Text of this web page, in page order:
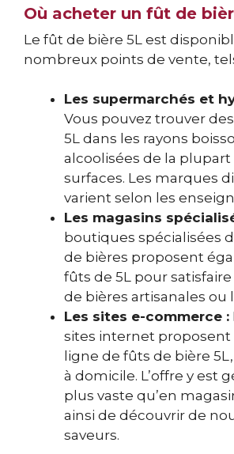
Où acheter un fût de
Le fût de bière 5L est
nombreux points de vente,
Les supermarchés et
Vous pouvez trouver
5L dans les rayons
alcoolisées de la
surfaces. Les marques
varient selon les
Les magasins
boutiques spécialisées
de bières proposent
fûts de 5L pour
de bières artisanales ou
Les sites e-commerce :
sites internet proposent
ligne de fûts de bière
à domicile. L’offre y est
plus vaste qu’en
ainsi de découvrir de
saveurs.